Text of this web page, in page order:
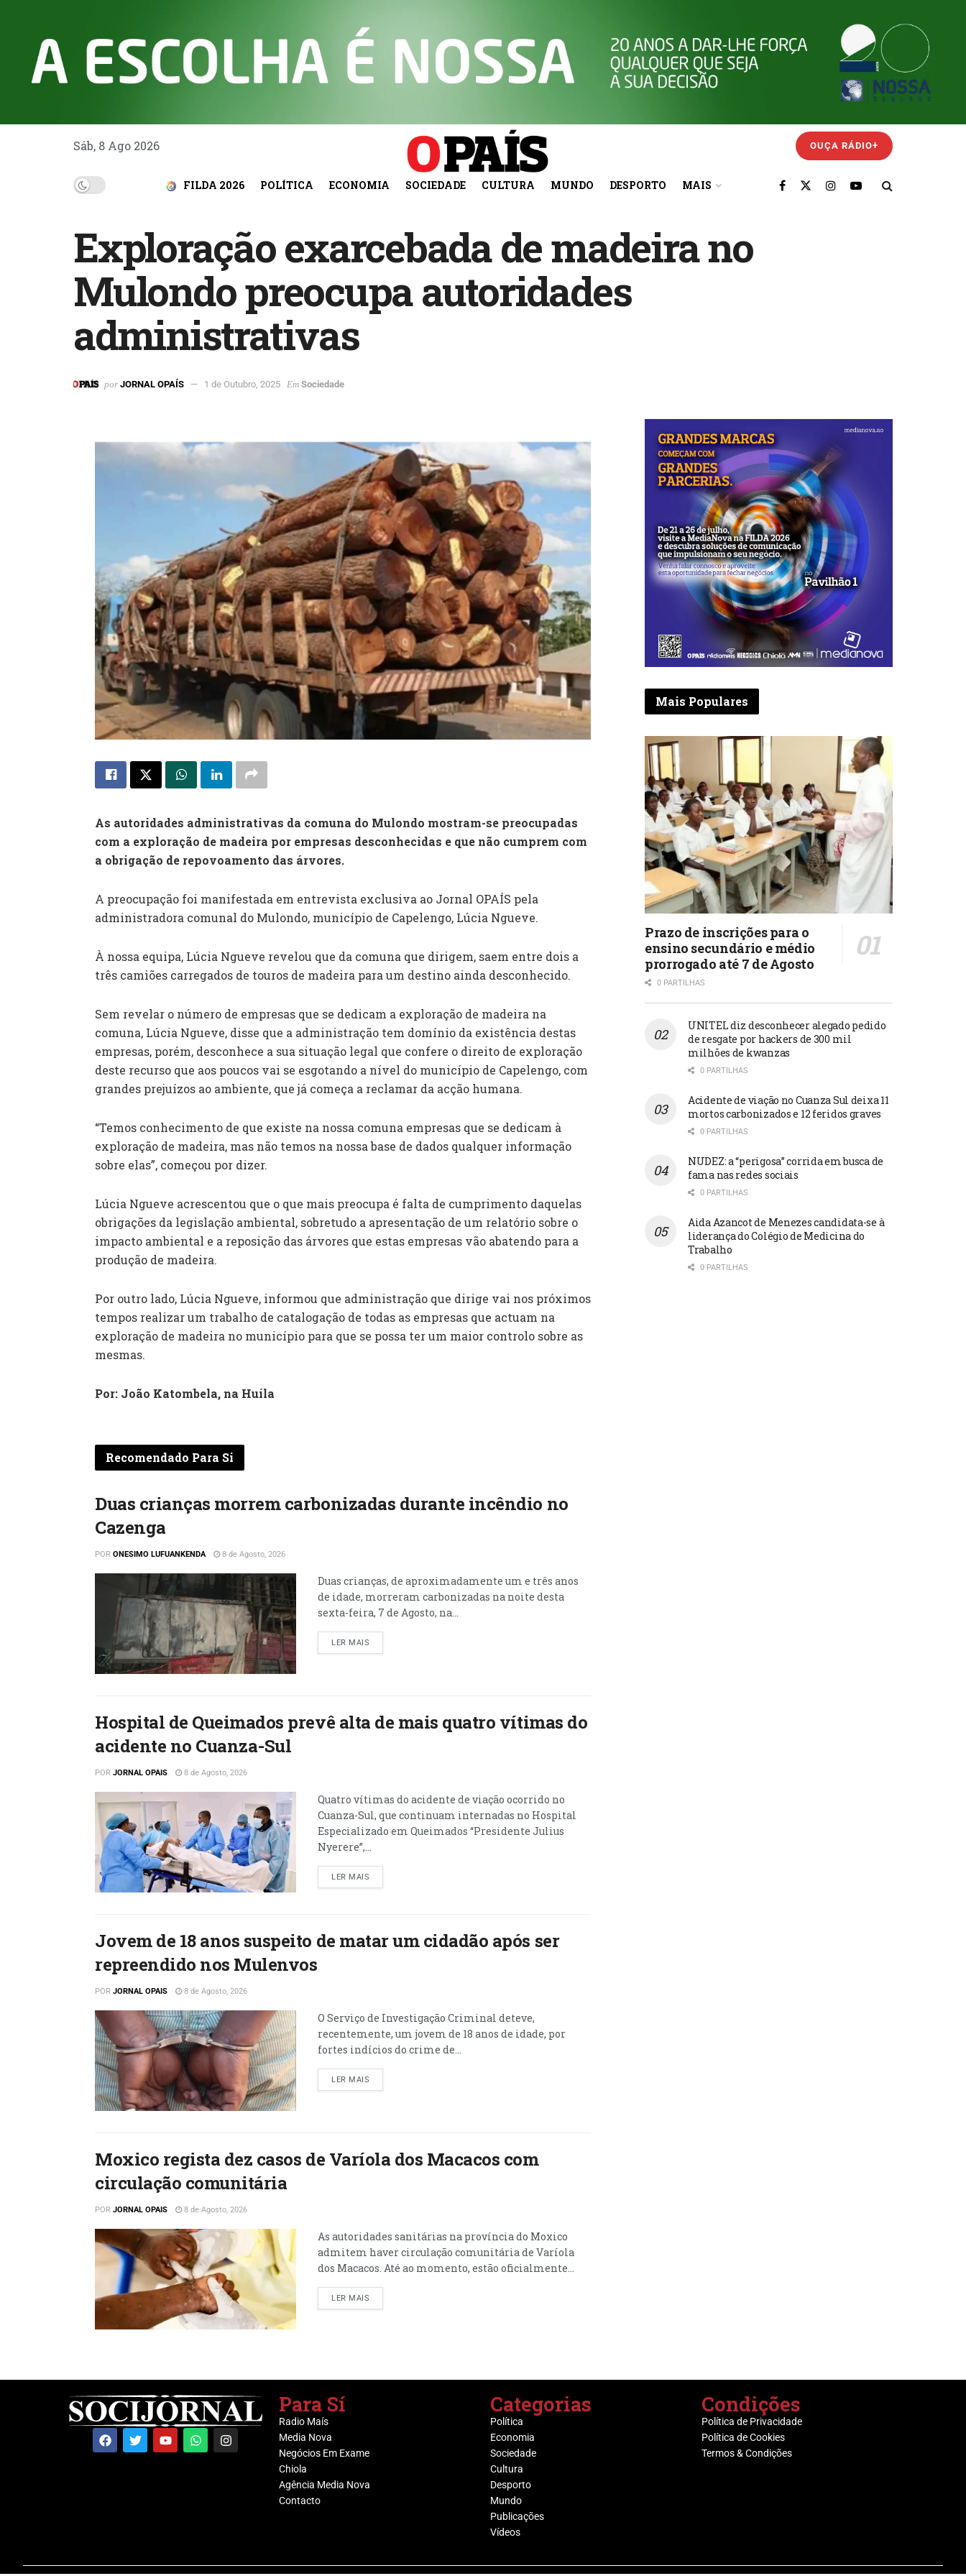
Sáb, 8 Ago 2026 OUÇA RÁDIO+
FILDA 2026 POLÍTICA ECONOMIA SOCIEDADE CULTURA MUNDO DESPORTO MAIS
Exploração exarcebada de madeira no
Mulondo preocupa autoridades
administrativas
por JORNAL OPAÍS 1 de Outubro, 2025 Em Sociedade
As autoridades administrativas da comuna do Mulondo mostram-se preocupadas
com a exploração de madeira por empresas desconhecidas e que não cumprem com
a obrigação de repovoamento das árvores.
A preocupação foi manifestada em entrevista exclusiva ao Jornal OPAÍS pela
administradora comunal do Mulondo, município de Capelengo, Lúcia Ngueve.
À nossa equipa, Lúcia Ngueve revelou que da comuna que dirigem, saem entre dois a
três camiões carregados de touros de madeira para um destino ainda desconhecido.
Sem revelar o número de empresas que se dedicam a exploração de madeira na
comuna, Lúcia Ngueve, disse que a administração tem domínio da existência destas
empresas, porém, desconhece a sua situação legal que confere o direito de exploração
deste recurso que aos poucos vai se esgotando a nível do município de Capelengo, com
grandes prejuízos ao ambiente, que já começa a reclamar da acção humana.
“Temos conhecimento de que existe na nossa comuna empresas que se dedicam à
exploração de madeira, mas não temos na nossa base de dados qualquer informação
sobre elas”, começou por dizer.
Lúcia Ngueve acrescentou que o que mais preocupa é falta de cumprimento daquelas
obrigações da legislação ambiental, sobretudo a apresentação de um relatório sobre o
impacto ambiental e a reposição das árvores que estas empresas vão abatendo para a
produção de madeira.
Por outro lado, Lúcia Ngueve, informou que administração que dirige vai nos próximos
tempos realizar um trabalho de catalogação de todas as empresas que actuam na
exploração de madeira no município para que se possa ter um maior controlo sobre as
mesmas.
Por: João Katombela, na Huíla
Recomendado Para Si
Duas crianças morrem carbonizadas durante incêndio no
Cazenga
POR ONESIMO LUFUANKENDA 8 de Agosto, 2026
Duas crianças, de aproximadamente um e três anos
de idade, morreram carbonizadas na noite desta
sexta-feira, 7 de Agosto, na...
LER MAIS
Hospital de Queimados prevê alta de mais quatro vítimas do
acidente no Cuanza-Sul
POR JORNAL OPAIS 8 de Agosto, 2026
Quatro vítimas do acidente de viação ocorrido no
Cuanza-Sul, que continuam internadas no Hospital
Especializado em Queimados “Presidente Julius
Nyerere”,...
LER MAIS
Jovem de 18 anos suspeito de matar um cidadão após ser
repreendido nos Mulenvos
POR JORNAL OPAIS 8 de Agosto, 2026
O Serviço de Investigação Criminal deteve,
recentemente, um jovem de 18 anos de idade, por
fortes indícios do crime de...
LER MAIS
Moxico regista dez casos de Varíola dos Macacos com
circulação comunitária
POR JORNAL OPAIS 8 de Agosto, 2026
As autoridades sanitárias na província do Moxico
admitem haver circulação comunitária de Varíola
dos Macacos. Até ao momento, estão oficialmente...
LER MAIS
Mais Populares
Prazo de inscrições para o
ensino secundário e médio
prorrogado até 7 de Agosto
0 PARTILHAS
UNITEL diz desconhecer alegado pedido
de resgate por hackers de 300 mil
milhões de kwanzas
0 PARTILHAS
Acidente de viação no Cuanza Sul deixa 11
mortos carbonizados e 12 feridos graves
0 PARTILHAS
NUDEZ: a “perigosa” corrida em busca de
fama nas redes sociais
0 PARTILHAS
Aida Azancot de Menezes candidata-se à
liderança do Colégio de Medicina do
Trabalho
0 PARTILHAS
Para Sí
Radio Maís
Media Nova
Negócios Em Exame
Chiola
Agência Media Nova
Contacto
Categorias
Política
Economia
Sociedade
Cultura
Desporto
Mundo
Publicações
Vídeos
Condições
Política de Privacidade
Política de Cookies
Termos & Condições